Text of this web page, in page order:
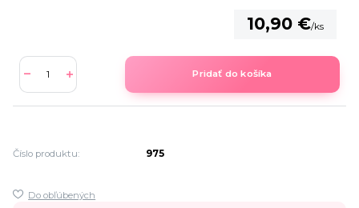
10,90 €/ks
Pridať do košíka
Číslo produktu: 975
Do obľúbených